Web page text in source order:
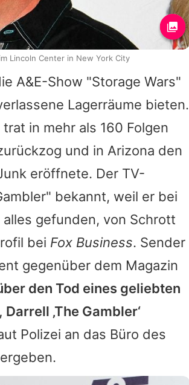
A&E-Show "Storage Wars"
Lagerräume bieten.
in mehr als 160 Folgen
und in Arizona den
eröffnete. Der TV-
bekannt, weil er bei
gefunden, von Schrott
bei Fox Business. Sender
gegenüber dem Magazin
den Tod eines geliebten
‚The Gambler‘
Polizei an das Büro des
Lincoln Center in New York City